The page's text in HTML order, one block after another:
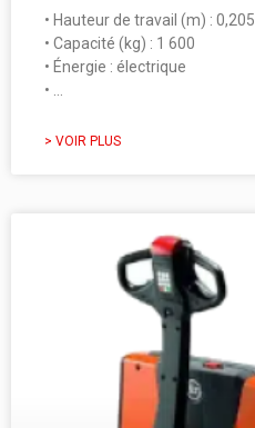
• Hauteur de travail (m) : 0,205
• Capacité (kg) : 1 600
• Énergie : électrique
• …
> VOIR PLUS